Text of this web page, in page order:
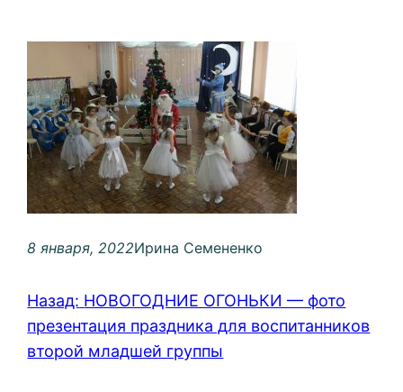
8 января, 2022Ирина Семененко
Назад: НОВОГОДНИЕ ОГОНЬКИ — фото
презентация праздника для воспитанников
второй младшей группы